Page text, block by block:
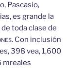
Pascasio,
es grande la
toda clase de
Con inclusión
398 vea, 1,600
mreales